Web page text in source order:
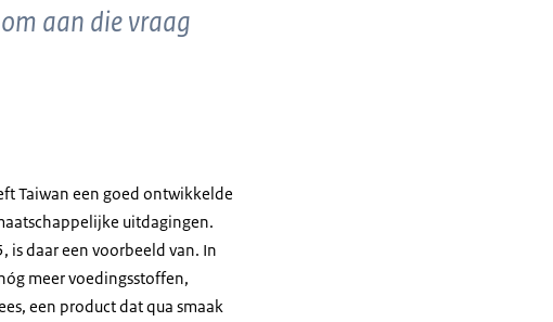
aan die vraag
Taiwan een goed ontwikkelde
uitdagingen.
is daar een voorbeeld van. In
meer voedingsstoffen,
een product dat qua smaak